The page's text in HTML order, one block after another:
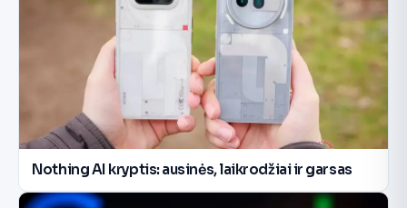
Nothing AI kryptis: ausinės, laikrodžiai ir garsas